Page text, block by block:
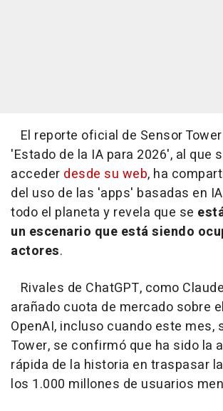
El reporte oficial de Sensor
'Estado de la IA para 2026', al que
acceder desde su web, ha
del uso de las 'apps' basadas en
todo el planeta y revela que se
un escenario que está siendo
actores.
Rivales de ChatGPT, como
arañado cuota de mercado sobre
OpenAI, incluso cuando este mes,
Tower, se confirmó que ha sido la
rápida de la historia en traspasar
los 1.000 millones de usuarios